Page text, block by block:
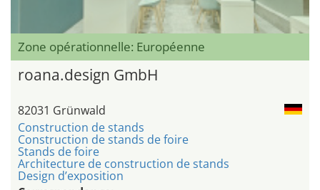
Zone opérationnelle: Européenne
roana.design GmbH
82031 Grünwald
Construction de stands
Construction de stands de foire
Stands de foire
Architecture de construction de stands
Design d’exposition